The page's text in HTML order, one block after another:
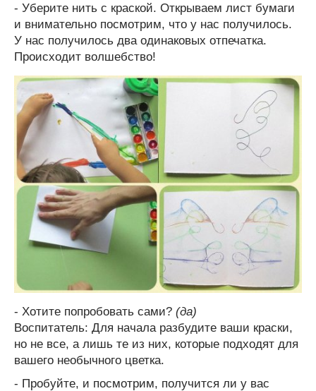
- Уберите нить с краской. Открываем лист бумаги
и внимательно посмотрим, что у нас получилось.
У нас получилось два одинаковых отпечатка.
Происходит волшебство!
- Хотите попробовать сами? (да)
Воспитатель: Для начала разбудите ваши краски,
но не все, а лишь те из них, которые подходят для
вашего необычного цветка.
- Пробуйте, и посмотрим, получится ли у вас